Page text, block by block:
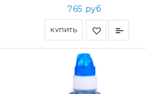
КУПИТЬ
765 руб